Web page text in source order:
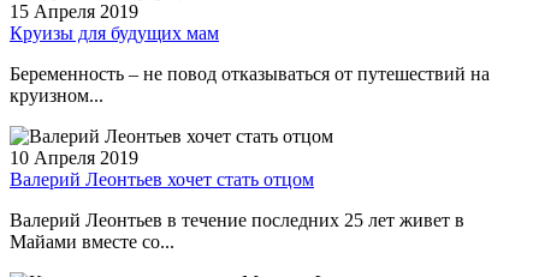
15 Апреля 2019
Круизы для будущих мам
Беременность – не повод отказываться от путешествий на
круизном...
10 Апреля 2019
Валерий Леонтьев хочет стать отцом
Валерий Леонтьев в течение последних 25 лет живет в
Майами вместе со...